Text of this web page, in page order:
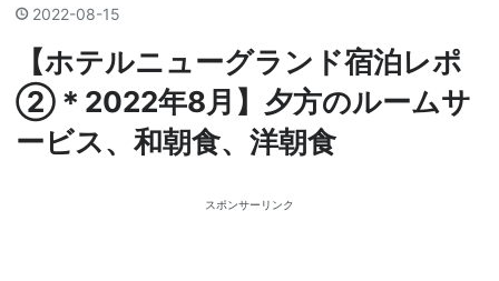
2022-08-15
【ホテルニューグランド宿泊レポ
②＊2022年8月】夕方のルームサ
ービス、和朝食、洋朝食
スポンサーリンク